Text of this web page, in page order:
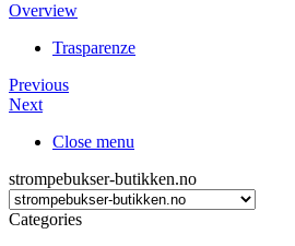
Overview
Trasparenze
Previous
Next
Close menu
strompebukser-butikken.no
Categories